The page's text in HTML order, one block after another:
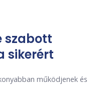
szabott
sikerért
működjenek és